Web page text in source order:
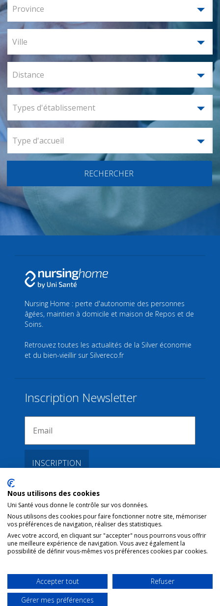
Province
Ville
Distance
Types d'établissement
Type d'accueil
RECHERCHER
Nous utilisons des cookies
Uni Santé vous donne le contrôle sur vos données.
Nous utilisons des cookies pour faire fonctionner notre site, mémoriser
vos préférences de navigation, réaliser des statistiques.
Avec votre accord, en cliquant sur "accepter" nous pourrons vous offrir
une meilleure expérience de navigation. Vous avez également la
possibilité de définir vous-mêmes vos préférences cookies par cookies.
Accepter tout
Refuser
Gérer mes préférences
Nursing Home : perte d'autonomie des personnes
âgées, maintien à domicile et maison de Repos et de
Soins.
Retrouvez toutes les actualités de la Silver économie
et du bien-vieillir sur Silvereco.fr
Inscription Newsletter
Liens
Conditions d’utilisation
Contact NL
Mentions Légales